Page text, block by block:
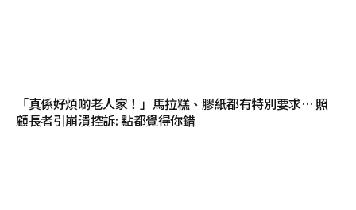
「真係好煩啲老人家！」馬拉糕、膠紙都有特別要求… 照
顧長者引崩潰控訴: 點都覺得你錯